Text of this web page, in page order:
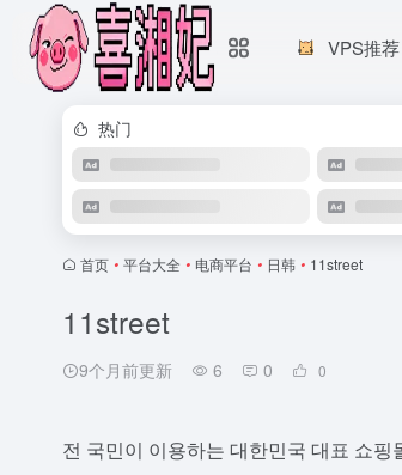
VPS推荐
热门
首页 • 平台大全 • 电商平台 • 日韩 • 11street
11street
9个月前更新 6 0 0
전 국민이 이용하는 대한민국 대표 쇼